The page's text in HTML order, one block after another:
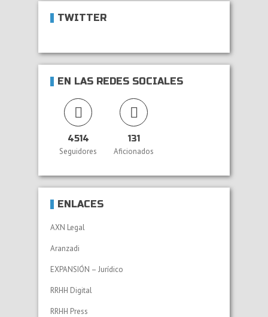
TWITTER
EN LAS REDES SOCIALES
4514
Seguidores
131
Aficionados
ENLACES
AXN Legal
Aranzadi
EXPANSIÓN – Jurídico
RRHH Digital
RRHH Press